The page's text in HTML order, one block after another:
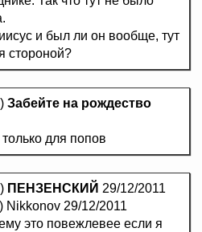
и был ли он вообще, тут
стороной?
Забейте на рождество
для попов
ПЕНЗЕНСКИЙ 29/12/2011
Nikkonov 29/12/2011
это повежлевее если я